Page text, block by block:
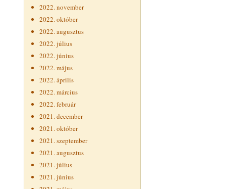
2022. november
2022. október
2022. augusztus
2022. július
2022. június
2022. május
2022. április
2022. március
2022. február
2021. december
2021. október
2021. szeptember
2021. augusztus
2021. július
2021. június